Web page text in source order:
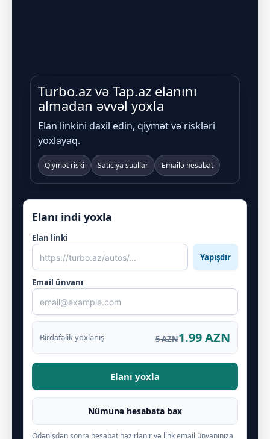
Turbo.az və Tap.az elanını
almadan əvvəl yoxla
Elan linkini daxil edin, qiymət və riskləri
yoxlayaq.
Qiymət riski Satıcıya suallar Emailə hesabat
Elanı indi yoxla
Elan linki
Yapışdır
Email ünvanı
Birdəfəlik yoxlanış 5 AZN1.99 AZN
Elanı yoxla
Nümunə hesabata bax
Ödənişdən sonra hesabat hazırlanır və link email ünvanınıza